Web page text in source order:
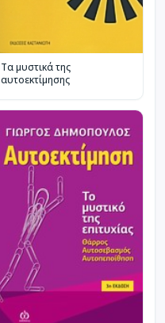
Τα μυστικά της
αυτοεκτίμησης